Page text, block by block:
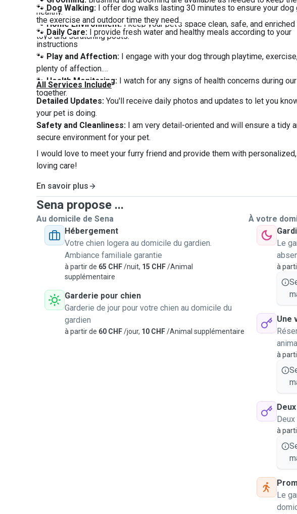
healthy.
🐾 Home Environment:I keep your pet's space clean, safe, and
toys and scratching posts.
🐾 Dog Walking: I offer dog walks lasting 30 minutes to ensure your dog
the exercise and outdoor time they need.
🐾 Daily Care: I provide fresh water and healthy meals according to your
instructions
🐾 Play and Affection: I engage with your dog through playtime,
plenty of affection.
🐾 Health Monitoring: I watch for any signs of health concerns during
together.
All Services Include
Detailed Updates: You'll receive daily photos and updates to let you
your pet is doing.
Safety and Cleanliness: I am very detail-oriented and will ensure a tidy
secure environment for your pet.
I would love to meet your furry friend and provide them with personalized,
loving care!
En savoir plus
Sena propose ...
Au domicile de Sena
Hébergement
Votre chien logera au domicile du gardien.
Ambiance familiale garantie
à partir de 65 CHF/nuit, 15 CHF/Animal
supplémentaire
Garderie pour chien
Garderie de jour pour votre chien au domicile du
gardien
à partir de 60 CHF/jour, 10 CHF/Animal supplémentaire
À votre
Le
à
Une
à
à
Le